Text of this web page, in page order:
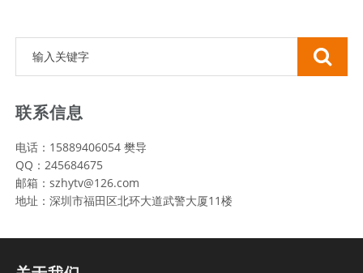
联系信息
电话：15889406054 樊导
QQ：245684675
邮箱：szhytv@126.com
地址：深圳市福田区北环大道武警大厦11楼